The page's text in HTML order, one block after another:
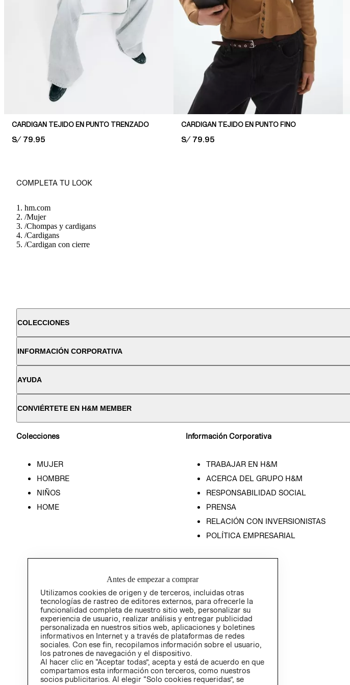
CARDIGAN TEJIDO EN PUNTO TRENZADO
PRICE:
S/ 79.95
CARDIGAN TEJIDO EN PUNTO FINO
PRICE:
S/ 79.95
COMPLETA TU LOOK
hm.com
/Mujer
/Chompas y cardigans
/Cardigans
/Cardigan con cierre
COLECCIONES
INFORMACIÓN CORPORATIVA
AYUDA
CONVIÉRTETE EN H&M MEMBER
Colecciones
MUJER
HOMBRE
NIÑOS
HOME
Información Corporativa
TRABAJAR EN H&M
ACERCA DEL GRUPO H&M
RESPONSABILIDAD SOCIAL
PRENSA
RELACIÓN CON INVERSIONISTAS
POLÍTICA EMPRESARIAL
Antes de empezar a comprar
Utilizamos cookies de origen y de terceros, incluidas otras
tecnologías de rastreo de editores externos, para ofrecerle la
funcionalidad completa de nuestro sitio web, personalizar su
experiencia de usuario, realizar análisis y entregar publicidad
personalizada en nuestros sitios web, aplicaciones y boletines
informativos en Internet y a través de plataformas de redes
sociales. Con ese fin, recopilamos información sobre el usuario,
los patrones de navegación y el dispositivo.
Al hacer clic en “Aceptar todas”, acepta y está de acuerdo en que
compartamos esta información con terceros, como nuestros
socios publicitarios. Al elegir “Solo cookies requeridas”, se